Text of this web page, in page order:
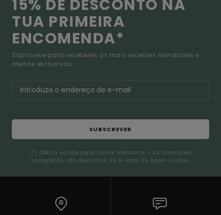
15% DE DESCONTO NA
TUA PRIMEIRA
ENCOMENDA*
Subscreve para receberes as mais recentes novidades e
ofertas exclusivas.
SUBSCREVER
(*) Oferta válida para novos membros - As condições
completas são descritas no e-mail de boas-vindas